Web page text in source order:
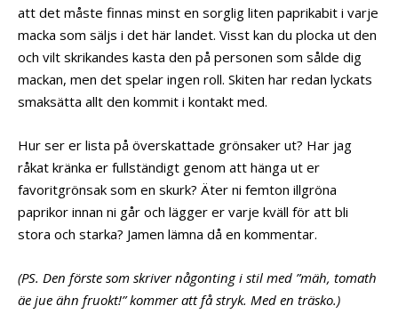
att det måste finnas minst en sorglig liten paprikabit i varje
macka som säljs i det här landet. Visst kan du plocka ut den
och vilt skrikandes kasta den på personen som sålde dig
mackan, men det spelar ingen roll. Skiten har redan lyckats
smaksätta allt den kommit i kontakt med.
Hur ser er lista på överskattade grönsaker ut? Har jag
råkat kränka er fullständigt genom att hänga ut er
favoritgrönsak som en skurk? Äter ni femton illgröna
paprikor innan ni går och lägger er varje kväll för att bli
stora och starka? Jamen lämna då en kommentar.
(PS. Den förste som skriver någonting i stil med ”mäh, tomath
äe jue ähn fruokt!” kommer att få stryk. Med en träsko.)